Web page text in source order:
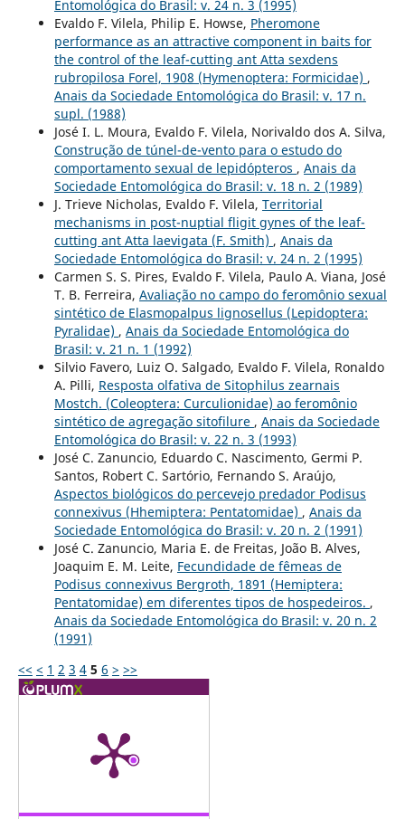
Entomológica do Brasil: v. 24 n. 3 (1995)
Evaldo F. Vilela, Philip E. Howse, Pheromone
performance as an attractive component in baits for
the control of the leaf-cutting ant Atta sexdens
rubropilosa Forel, 1908 (Hymenoptera: Formicidae) ,
Anais da Sociedade Entomológica do Brasil: v. 17 n.
supl. (1988)
José I. L. Moura, Evaldo F. Vilela, Norivaldo dos A. Silva,
Construção de túnel-de-vento para o estudo do
comportamento sexual de lepidópteros , Anais da
Sociedade Entomológica do Brasil: v. 18 n. 2 (1989)
J. Trieve Nicholas, Evaldo F. Vilela, Territorial
mechanisms in post-nuptial fligit gynes of the leaf-
cutting ant Atta laevigata (F. Smith) , Anais da
Sociedade Entomológica do Brasil: v. 24 n. 2 (1995)
Carmen S. S. Pires, Evaldo F. Vilela, Paulo A. Viana, José
T. B. Ferreira, Avaliação no campo do feromônio sexual
sintético de Elasmopalpus lignosellus (Lepidoptera:
Pyralidae) , Anais da Sociedade Entomológica do
Brasil: v. 21 n. 1 (1992)
Silvio Favero, Luiz O. Salgado, Evaldo F. Vilela, Ronaldo
A. Pilli, Resposta olfativa de Sitophilus zearnais
Mostch. (Coleoptera: Curculionidae) ao feromônio
sintético de agregação sitofilure , Anais da Sociedade
Entomológica do Brasil: v. 22 n. 3 (1993)
José C. Zanuncio, Eduardo C. Nascimento, Germi P.
Santos, Robert C. Sartório, Fernando S. Araújo,
Aspectos biológicos do percevejo predador Podisus
connexivus (Hhemiptera: Pentatomidae) , Anais da
Sociedade Entomológica do Brasil: v. 20 n. 2 (1991)
José C. Zanuncio, Maria E. de Freitas, João B. Alves,
Joaquim E. M. Leite, Fecundidade de fêmeas de
Podisus connexivus Bergroth, 1891 (Hemiptera:
Pentatomidae) em diferentes tipos de hospedeiros. ,
Anais da Sociedade Entomológica do Brasil: v. 20 n. 2
(1991)
<< < 1 2 3 4 5 6 > >>